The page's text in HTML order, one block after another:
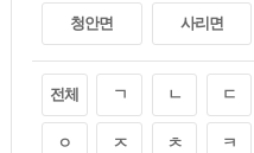
청안면 사리면
전체 ㄱ ㄴ ㄷ
ㅇ ㅈ ㅊ ㅋ